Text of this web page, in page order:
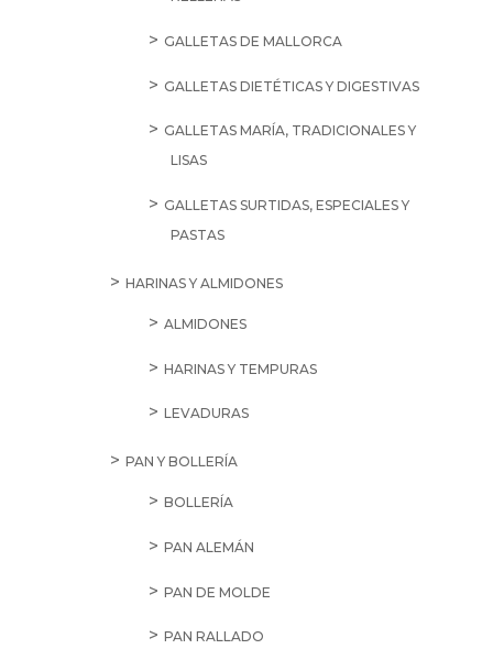
GALLETAS DE MALLORCA
GALLETAS DIETÉTICAS Y DIGESTIVAS
GALLETAS MARÍA, TRADICIONALES Y
LISAS
GALLETAS SURTIDAS, ESPECIALES Y
PASTAS
HARINAS Y ALMIDONES
ALMIDONES
HARINAS Y TEMPURAS
LEVADURAS
PAN Y BOLLERÍA
BOLLERÍA
PAN ALEMÁN
PAN DE MOLDE
PAN RALLADO